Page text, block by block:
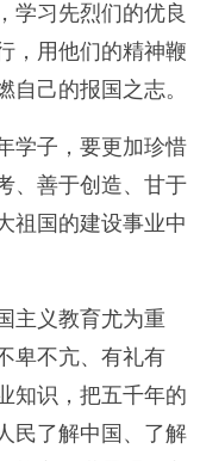
学习先烈们的优良
，用他们的精神鞭
己的报国之志。
学子，要更加珍惜
、善于创造、甘于
祖国的建设事业中
主义教育尤为重
卑不亢、有礼有
知识，把五千年的
民了解中国、了解